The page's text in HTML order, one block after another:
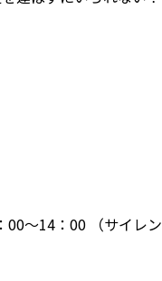
00～14：00 （サイレン